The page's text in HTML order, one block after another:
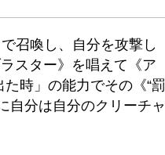
召喚し、自分を攻撃し
スター》を唱えて《ア
時」の能力でその《“罰
自分は自分のクリーチャ